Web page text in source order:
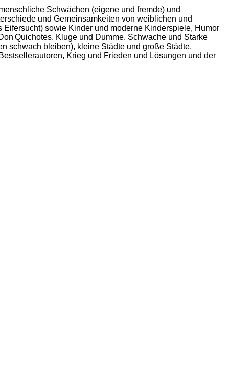
Schwächen (eigene und fremde) und
und Gemeinsamkeiten von weiblichen und
sowie Kinder und moderne Kinderspiele, Humor
Quichotes, Kluge und Dumme, Schwache und Starke
schwach bleiben), kleine Städte und große Städte,
Krieg und Frieden und Lösungen und der